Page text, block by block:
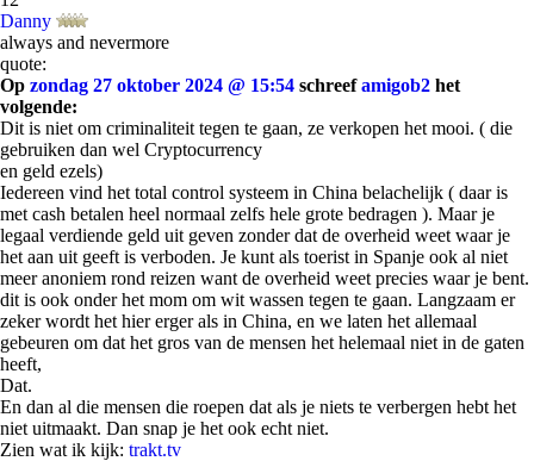
Danny
always and nevermore
quote:
Op zondag 27 oktober 2024 @ 15:54 schreefamigob2 het
volgende:
Dit is niet om criminaliteit tegen te gaan, ze verkopen het mooi. ( die
gebruiken dan wel Cryptocurrency
en geld ezels)
Iedereen vind het total control systeem in China belachelijk ( daar is
met cash betalen heel normaal zelfs hele grote bedragen ). Maar je
legaal verdiende geld uit geven zonder dat de overheid weet waar je
het aan uit geeft is verboden. Je kunt als toerist in Spanje ook al niet
meer anoniem rond reizen want de overheid weet precies waar je bent.
dit is ook onder het mom om wit wassen tegen te gaan. Langzaam er
zeker wordt het hier erger als in China, en we laten het allemaal
gebeuren om dat het gros van de mensen het helemaal niet in de gaten
heeft,
Dat.
En dan al die mensen die roepen dat als je niets te verbergen hebt het
niet uitmaakt. Dan snap je het ook echt niet.
Zien wat ik kijk: trakt.tv